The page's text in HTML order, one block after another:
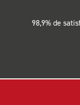
98,9% de